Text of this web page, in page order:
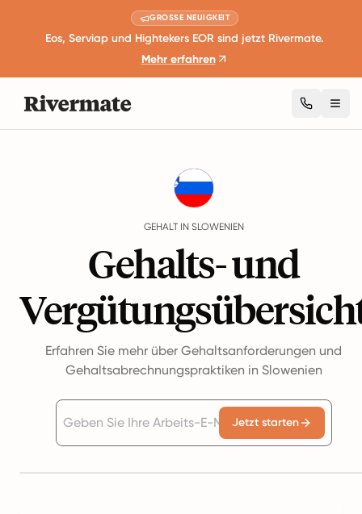
GROSSE NEUIGKEIT
Eos, Serviap und Hightekers EOR sind jetzt Rivermate.
Mehr erfahren
GEHALT IN SLOWENIEN
Gehalts- und
Erfahren Sie mehr über Gehaltsanforderungen und
Gehaltsabrechnungspraktiken in Slowenien
Jetzt starten